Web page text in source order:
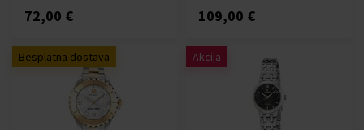
72,00 € 109,00 €
Besplatna dostava Akcija